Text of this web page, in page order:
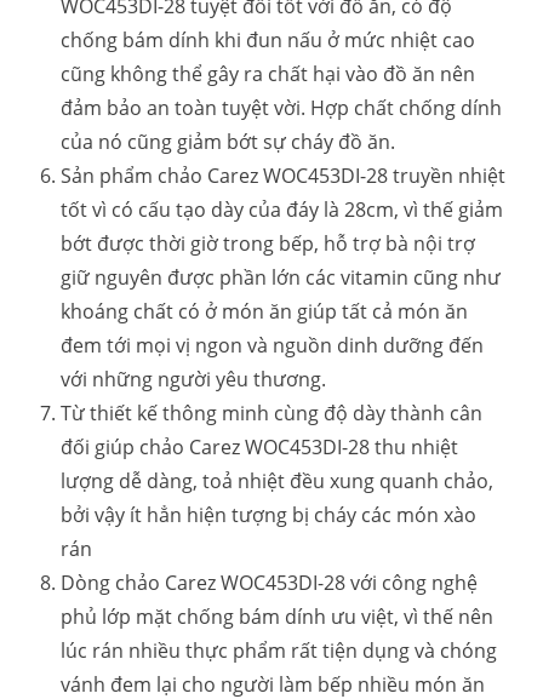
WOC453DI-28 tuyệt đối tốt với đồ ăn, có độ
chống bám dính khi đun nấu ở mức nhiệt cao
cũng không thể gây ra chất hại vào đồ ăn nên
đảm bảo an toàn tuyệt vời. Hợp chất chống dính
của nó cũng giảm bớt sự cháy đồ ăn.
Sản phẩm chảo Carez WOC453DI-28 truyền nhiệt
tốt vì có cấu tạo dày của đáy là 28cm, vì thế giảm
bớt được thời giờ trong bếp, hỗ trợ bà nội trợ
giữ nguyên được phần lớn các vitamin cũng như
khoáng chất có ở món ăn giúp tất cả món ăn
đem tới mọi vị ngon và nguồn dinh dưỡng đến
với những người yêu thương.
Từ thiết kế thông minh cùng độ dày thành cân
đối giúp chảo Carez WOC453DI-28 thu nhiệt
lượng dễ dàng, toả nhiệt đều xung quanh chảo,
bởi vậy ít hẳn hiện tượng bị cháy các món xào
rán
Dòng chảo Carez WOC453DI-28 với công nghệ
phủ lớp mặt chống bám dính ưu việt, vì thế nên
lúc rán nhiều thực phẩm rất tiện dụng và chóng
vánh đem lại cho người làm bếp nhiều món ăn